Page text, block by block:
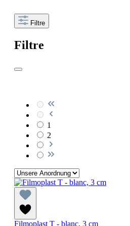
Filtre
Filtre
1
2
Filmoplast T - blanc, 3 cm